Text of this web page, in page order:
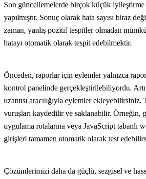
Son güncellemelerde birçok küçük iyileştirme
yapılmıştır. Sonuç olarak hata sayısı biraz
zaman, yanlış pozitif tespitler olmadan
hatayı otomatik olarak tespit edebilmektir.
Önceden, raporlar için eylemler yalnızca
kontrol panelinde gerçekleştirilebiliyordu.
uzantısı aracılığıyla eylemler ekleyebilirsiniz.
vuruşları kaydedilir ve saklanabilir. Örneğin,
uygulama rotalarına veya JavaScript tabanlı
girişleri tamamen otomatik olarak test
Çözümlerimizi daha da güçlü, sezgisel ve